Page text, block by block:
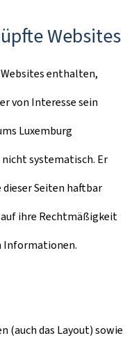
Websites
enthalten,
von Interesse sein
Luxemburg
systematisch. Er
Seiten haftbar
ihre Rechtmäßigkeit
Informationen.
(auch das Layout) sowie